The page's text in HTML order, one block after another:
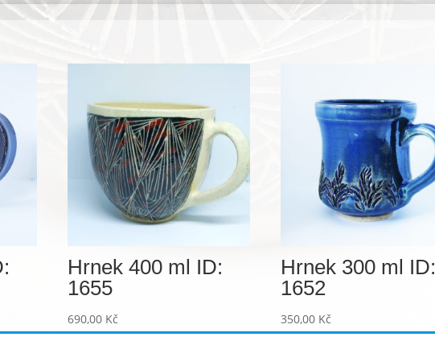
Hrnek 400 ml ID:
1655
690,00 Kč
Hrnek 300 ml ID:
1652
350,00 Kč